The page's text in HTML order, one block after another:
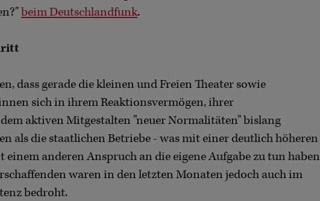
beim Deutschlandfunk.
dass gerade die kleinen und Freien Theater sowie
sich in ihrem Reaktionsvermögen, ihrer
aktiven Mitgestalten "neuer Normalitäten" bislang
als die staatlichen Betriebe - was mit einer deutlich höheren
anderen Anspruch an die eigene Aufgabe zu tun haben
waren in den letzten Monaten jedoch auch im
bedroht.